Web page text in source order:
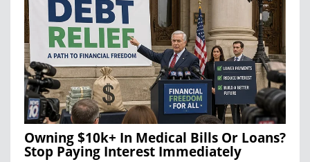
Owning $10k+ In Medical Bills Or Loans?
Stop Paying Interest Immediately